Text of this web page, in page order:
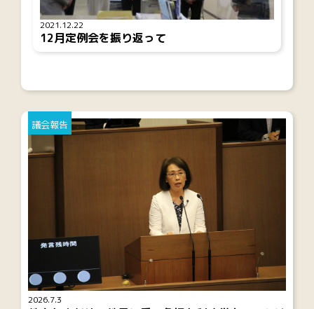
2021.12.22
12月定例会を振り返って
2026.7.3
議会報告